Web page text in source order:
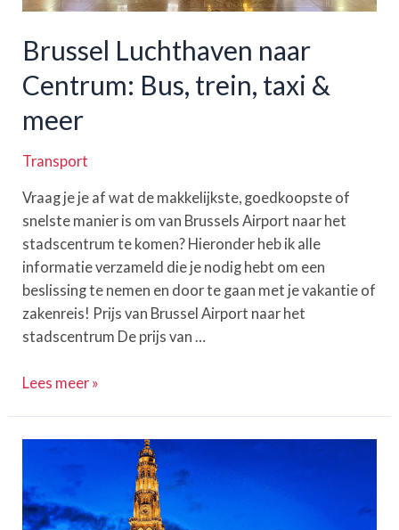
Brussel Luchthaven naar
Centrum: Bus, trein, taxi &
meer
Transport
Vraag je je af wat de makkelijkste, goedkoopste of
snelste manier is om van Brussels Airport naar het
stadscentrum te komen? Hieronder heb ik alle
informatie verzameld die je nodig hebt om een
beslissing te nemen en door te gaan met je vakantie of
zakenreis! Prijs van Brussel Airport naar het
stadscentrum De prijs van …
Brussel
Centrum:
trein,
taxi
Lees meer »